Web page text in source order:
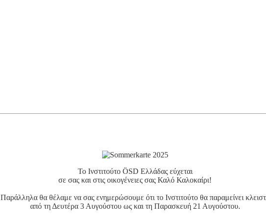
Το Ινστιτούτο ÖSD Ελλάδας εύχεται
σε σας και στις οικογένειες σας Καλό Καλοκαίρι!
Παράλληλα θα θέλαμε να σας ενημερώσουμε ότι το Ινστιτούτο θα παραμείνει
από τη Δευτέρα 3 Αυγούστου ως και τη Παρασκευή 21 Αυγούστου.